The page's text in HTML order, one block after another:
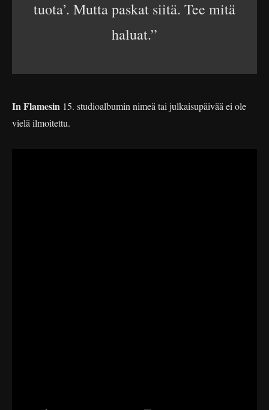
tuota’. Mutta paskat siitä. Tee mitä
haluat.”
In Flamesin 15. studioalbumin nimeä tai julkaisupäivää ei ole
vielä ilmoitettu.